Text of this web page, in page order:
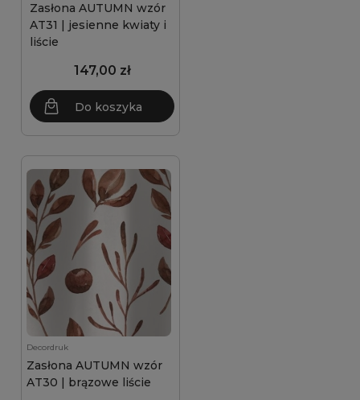
Zasłona AUTUMN wzór
AT31 | jesienne kwiaty i
liście
147,00 zł
Do koszyka
Decordruk
Zasłona AUTUMN wzór
AT30 | brązowe liście